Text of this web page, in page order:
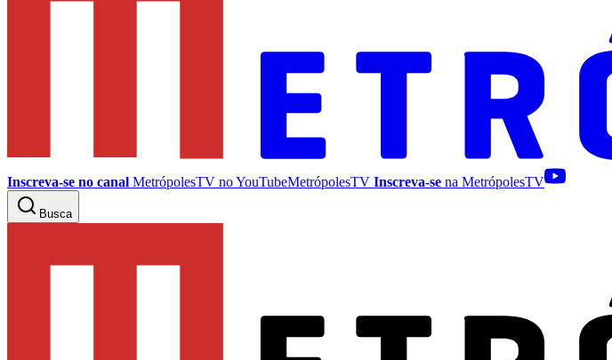
Inscreva-se no canal MetrópolesTV noYouTubeMetrópolesTV Inscreva-se na MetrópolesTV
Busca